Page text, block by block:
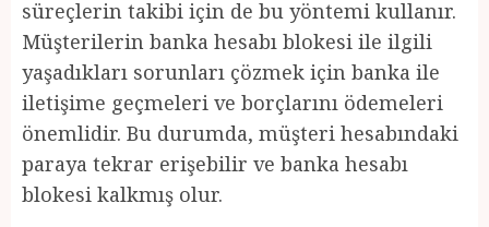
süreçlerin takibi için de bu yöntemi kullanır.
Müşterilerin banka hesabı blokesi ile ilgili
yaşadıkları sorunları çözmek için banka ile
iletişime geçmeleri ve borçlarını ödemeleri
önemlidir. Bu durumda, müşteri hesabındaki
paraya tekrar erişebilir ve banka hesabı
blokesi kalkmış olur.